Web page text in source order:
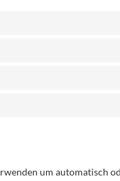
um automatisch